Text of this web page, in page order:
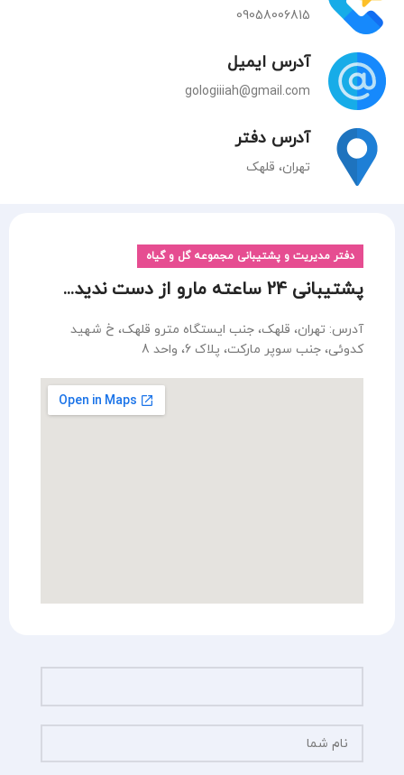
09058006815
آدرس ایمیل
gologiiiah@gmail.com
آدرس دفتر
تهران، قلهک
دفتر مدیریت و پشتیبانی مجموعه گل و گیاه
پشتیبانی 24 ساعته مارو از دست ندید...
آدرس: تهران، قلهک، جنب ایستگاه مترو قلهک، خ شهید
کدوئی، جنب سوپر مارکت، پلاک 6، واحد 8